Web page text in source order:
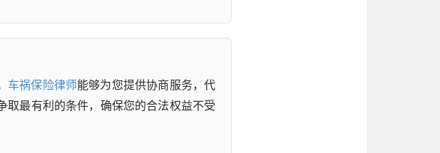
车祸保险律师能够为您提供协商服务，代
取最有利的条件，确保您的合法权益不受